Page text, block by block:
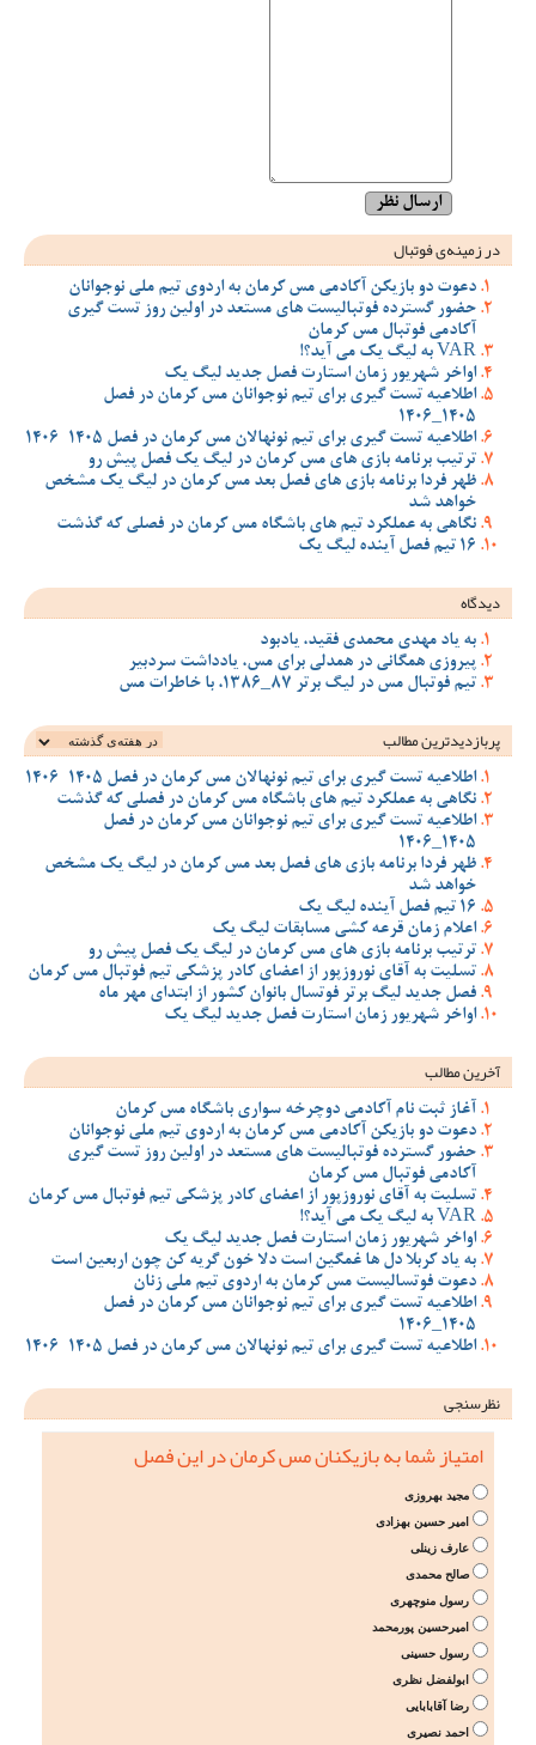
در زمینه‌ی فوتبال
دعوت دو بازیکن آکادمی مس کرمان به اردوی تیم ملی نوجوانان
حضور گسترده فوتبالیست های مستعد در اولین روز تست گیری
آکادمی فوتبال مس کرمان
VAR به لیگ یک می آید؟!
اواخر شهریور زمان استارت فصل جدید لیگ یک
اطلاعیه تست گیری برای تیم نوجوانان مس کرمان در فصل
1405_1406
اطلاعیه تست گیری برای تیم نونهالان مس کرمان در فصل 1405-1406
ترتیب برنامه بازی های مس کرمان در لیگ یک فصل پیش رو
ظهر فردا برنامه بازی های فصل بعد مس کرمان در لیگ یک مشخص
خواهد شد
نگاهی به عملکرد تیم های باشگاه مس کرمان در فصلی که گذشت
16 تیم فصل آینده لیگ یک
دیدگاه
به یاد مهدی محمدی فقید، یادبود
پیروزی همگانی در همدلی برای مس، یادداشت سردبیر
تیم فوتبال مس در لیگ برتر 87_1386، با خاطرات مس
پربازدیدترین‌ مطالب
اطلاعیه تست گیری برای تیم نونهالان مس کرمان در فصل 1405-1406
نگاهی به عملکرد تیم های باشگاه مس کرمان در فصلی که گذشت
اطلاعیه تست گیری برای تیم نوجوانان مس کرمان در فصل
1405_1406
ظهر فردا برنامه بازی های فصل بعد مس کرمان در لیگ یک مشخص
خواهد شد
16 تیم فصل آینده لیگ یک
اعلام زمان قرعه کشی مسابقات لیگ یک
ترتیب برنامه بازی های مس کرمان در لیگ یک فصل پیش رو
تسلیت به آقای نوروزپور از اعضای کادر پزشکی تیم فوتبال مس کرمان
فصل جدید لیگ برتر فوتسال بانوان کشور از ابتدای مهر ماه
اواخر شهریور زمان استارت فصل جدید لیگ یک
آخرین مطالب
آغاز ثبت نام آکادمی دوچرخه سواری باشگاه مس کرمان
دعوت دو بازیکن آکادمی مس کرمان به اردوی تیم ملی نوجوانان
حضور گسترده فوتبالیست های مستعد در اولین روز تست گیری
آکادمی فوتبال مس کرمان
تسلیت به آقای نوروزپور از اعضای کادر پزشکی تیم فوتبال مس کرمان
VAR به لیگ یک می آید؟!
اواخر شهریور زمان استارت فصل جدید لیگ یک
به یاد کربلا دل ها غمگین است دلا خون گریه کن چون اربعین است
دعوت فوتسالیست مس کرمان به اردوی تیم ملی زنان
اطلاعیه تست گیری برای تیم نوجوانان مس کرمان در فصل
1405_1406
اطلاعیه تست گیری برای تیم نونهالان مس کرمان در فصل 1405-1406
نظرسنجی
امتیاز شما به بازیکنان مس کرمان در این فصل
مجید بهروزی
امیر حسین بهزادی
عارف زینلی
صالح محمدی
رسول منوچهری
امیرحسین پورمحمد
رسول حسینی
ابولفضل نظری
رضا آقابابایی
احمد نصیری